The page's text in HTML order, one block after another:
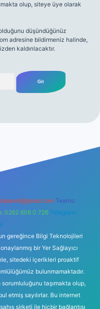
olup, siteye üye olarak
düşündüğünüz
adresine bildirmeniz halinde,
kaldırılacaktır.
Teams:
0262 606 0 726 Telegram:
gereğince Bilgi Teknolojileri
bir Yer Sağlayıcı
sitedeki içerikleri proaktif
bulunmamaktadır.
taşımakta olup,
etmiş sayılırlar. Bu internet
şirketi ile hiçbir bağlantısı